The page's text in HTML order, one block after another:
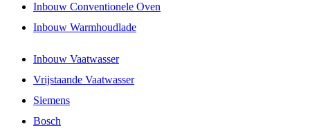
Inbouw Conventionele Oven
Inbouw Warmhoudlade
Inbouw Vaatwasser
Vrijstaande Vaatwasser
Siemens
Bosch